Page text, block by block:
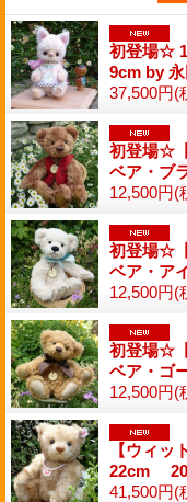
初登場☆
9cm by
37,500円(
初登場☆
ベア・ブ
12,500円(
初登場☆
ベア・ア
12,500円(
初登場☆
ベア・ゴ
12,500円(
【ウィ
22cm
41,500円(